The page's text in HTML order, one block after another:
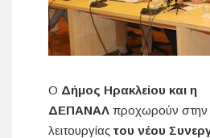
Ο Δήμος Ηρακλείου και η
ΔΕΠΑΝΑΛ προχωρούν στην
λειτουργίας του νέου